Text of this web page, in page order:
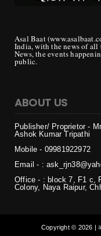
Asal Baat
ABOUT US
Ashok Kumar Tripathi
Email - :
Office - : block 7, F1 c,
Colony, Naya Raipur,
Copyright ©
2026 |